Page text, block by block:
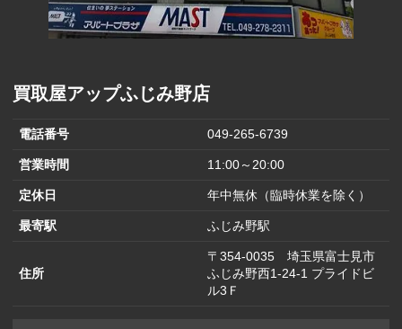
買取屋アップふじみ野店
電話番号 049-265-6739
営業時間 11:00～20:00
定休日 年中無休（臨時休業を除く）
最寄駅 ふじみ野駅
住所
〒354-0035 埼玉県富士見市
ふじみ野西1-24-1 プライドビ
ル3Ｆ